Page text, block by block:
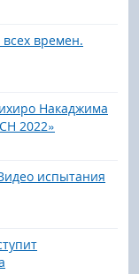
времен.
Накаджима
2022»
испытания